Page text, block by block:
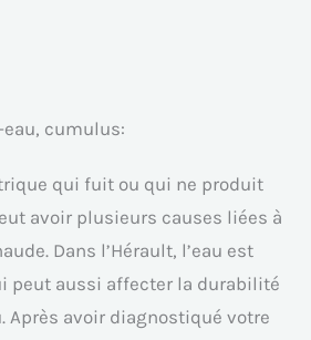
cumulus:
qui fuit ou qui ne produit
avoir plusieurs causes liées à
Dans l’Hérault, l’eau est
peut aussi affecter la durabilité
Après avoir diagnostiqué votre